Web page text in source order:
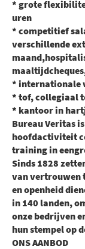
* grote
uren
* competitief
verschillende
* internationale
* tof, collegiaal
* kantoor in
Bureau Veritas
hoofdactiviteit
training in
Sinds 1828
van vertrouwen
en openheid
in 140 landen,
onze bedrijven
hun stempel op
ONS AANBOD